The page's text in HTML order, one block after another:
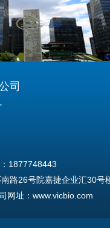
司
1877748443
路26号院嘉捷企业汇30号
网址：www.vicbio.com